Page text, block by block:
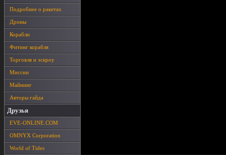
Подробнее о ракетах
Дроны
Корабли
Фитинг корабля
Торговля и эскроу
Миссии
Майнинг
Авторы гайда
Друзья
EVE-ONLINE.COM
OMNYX Corporation
World of Tides